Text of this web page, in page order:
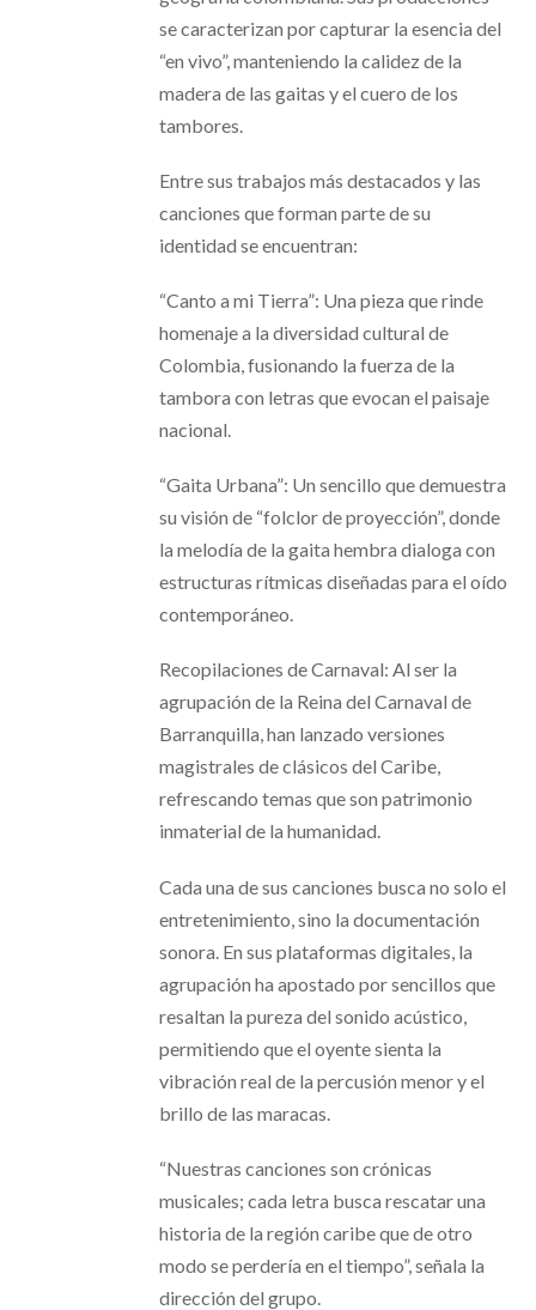
se caracterizan por capturar la esencia del
“en vivo”, manteniendo la calidez de la
madera de las gaitas y el cuero de los
tambores.
Entre sus trabajos más destacados y las
canciones que forman parte de su
identidad se encuentran:
“Canto a mi Tierra”: Una pieza que rinde
homenaje a la diversidad cultural de
Colombia, fusionando la fuerza de la
tambora con letras que evocan el paisaje
nacional.
“Gaita Urbana”: Un sencillo que demuestra
su visión de “folclor de proyección”, donde
la melodía de la gaita hembra dialoga con
estructuras rítmicas diseñadas para el oído
contemporáneo.
Recopilaciones de Carnaval: Al ser la
agrupación de la Reina del Carnaval de
Barranquilla, han lanzado versiones
magistrales de clásicos del Caribe,
refrescando temas que son patrimonio
inmaterial de la humanidad.
Cada una de sus canciones busca no solo el
entretenimiento, sino la documentación
sonora. En sus plataformas digitales, la
agrupación ha apostado por sencillos que
resaltan la pureza del sonido acústico,
permitiendo que el oyente sienta la
vibración real de la percusión menor y el
brillo de las maracas.
“Nuestras canciones son crónicas
musicales; cada letra busca rescatar una
historia de la región caribe que de otro
modo se perdería en el tiempo”, señala la
dirección del grupo.